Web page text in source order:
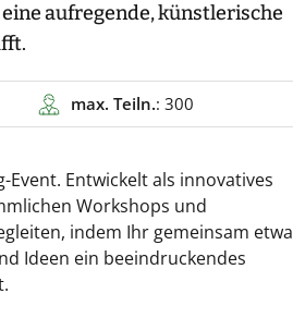
aufregende, künstlerische
max. Teiln.: 300
Entwickelt als innovatives
Workshops und
indem Ihr gemeinsam
Ideen ein beeindruckendes